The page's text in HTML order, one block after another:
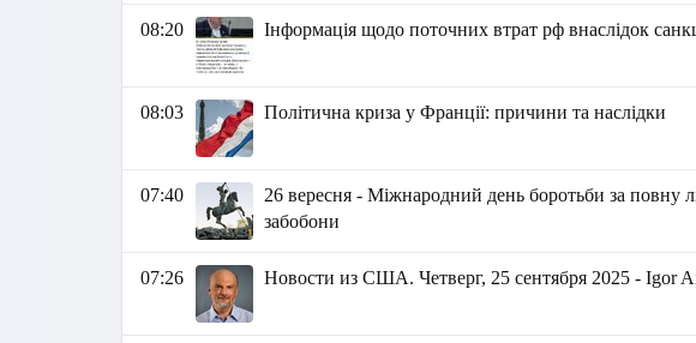
08:20 Інформація щодо поточних втрат рф внаслідок
08:03 Політична криза у Франції: причини та наслідки
07:40
26 вересня - Міжнародний день боротьби за повну
забобони
07:26 Новости из США. Четверг, 25 сентября 2025 - Igor